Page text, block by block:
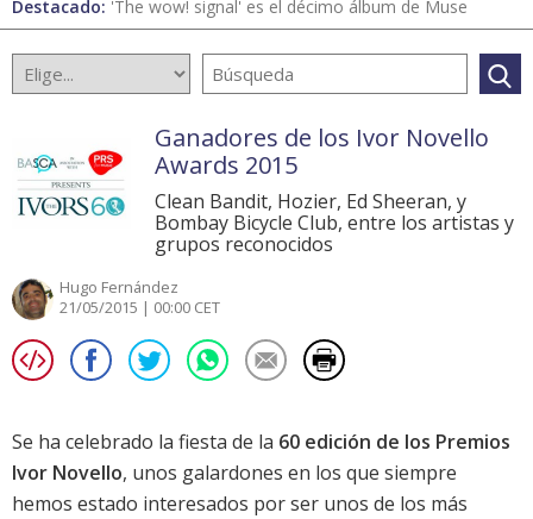
Destacado: 'The wow! signal' es el décimo álbum de Muse
Ganadores de los Ivor Novello
Awards 2015
Clean Bandit, Hozier, Ed Sheeran, y
Bombay Bicycle Club, entre los artistas y
grupos reconocidos
Hugo Fernández
21/05/2015 | 00:00 CET
Se ha celebrado la fiesta de la 60 edición de los Premios
Ivor Novello, unos galardones en los que siempre
hemos estado interesados por ser unos de los más